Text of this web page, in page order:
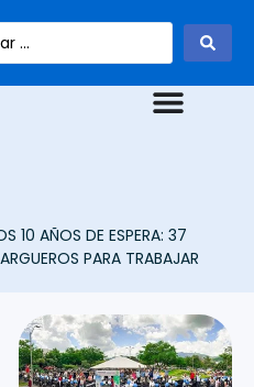
10 AÑOS DE ESPERA: 37
PARA TRABAJAR